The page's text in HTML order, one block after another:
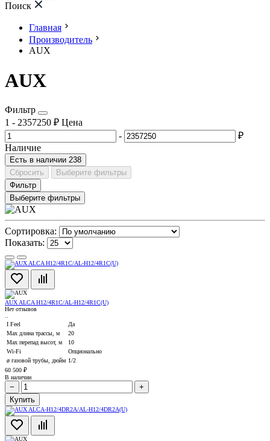
Поиск
Главная
Производитель
AUX
AUX
Фильтр
1 - 2357250 ₽ Цена
-
₽
Наличие
Есть в наличии 238
Сбросить
Выберите фильтры
Фильтр
Выберите фильтры
Сортировка:
Показать:
AUX ALCA H12/4R1С/AL-H12/4R1С(U)
Нет отзывов
..
I Feel
Да
Max длина трассы, м
20
Max перепад высот, м
10
Wi-Fi
Опционально
ø газовой трубы, дюйм 1/2
60 500 ₽
В наличии
−
+
Купить